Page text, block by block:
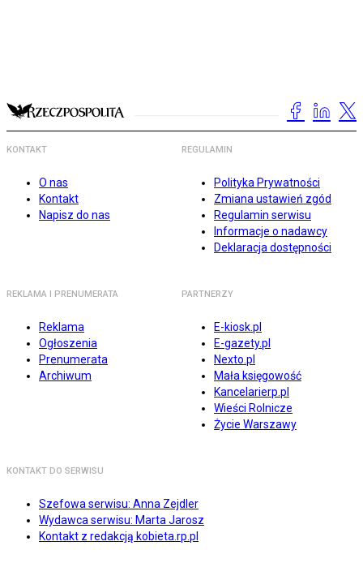
KONTAKT
O nas
Kontakt
Napisz do nas
REGULAMIN
Polityka Prywatności
Zmiana ustawień zgód
Regulamin serwisu
Informacje o nadawcy
Deklaracja dostępności
REKLAMA I PRENUMERATA
Reklama
Ogłoszenia
Prenumerata
Archiwum
PARTNERZY
E-kiosk.pl
E-gazety.pl
Nexto.pl
Mała księgowość
Kancelarierp.pl
Wieści Rolnicze
Życie Warszawy
KONTAKT DO SERWISU
Szefowa serwisu: Anna Zejdler
Wydawca serwisu: Marta Jarosz
Kontakt z redakcją kobieta.rp.pl